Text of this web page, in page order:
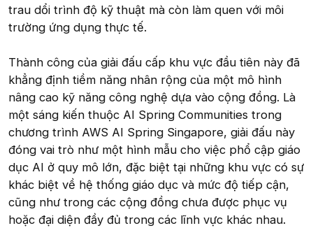
trau dổi trình độ kỹ thuật mà còn làm quen với môi
trường ứng dụng thực tế.
Thành công của giải đấu cấp khu vực đầu tiên này đã
khẳng định tiềm năng nhân rộng của một mô hình
nâng cao kỹ năng công nghệ dựa vào cộng đồng. Là
một sáng kiến thuộc AI Spring Communities trong
chương trình AWS AI Spring Singapore, giải đấu này
đóng vai trò như một hình mẫu cho việc phổ cập giáo
dục AI ở quy mô lớn, đặc biệt tại những khu vực có sự
khác biệt về hệ thống giáo dục và mức độ tiếp cận,
cũng như trong các cộng đồng chưa được phục vụ
hoặc đại diện đầy đủ trong các lĩnh vực khác nhau.